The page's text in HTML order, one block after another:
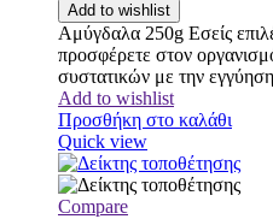
Add to wishlist
Αμύγδαλα 250g Εσείς
προσφέρετε στον
συστατικών με την
Add to wishlist
Προσθήκη στο καλάθι
Quick view
Compare